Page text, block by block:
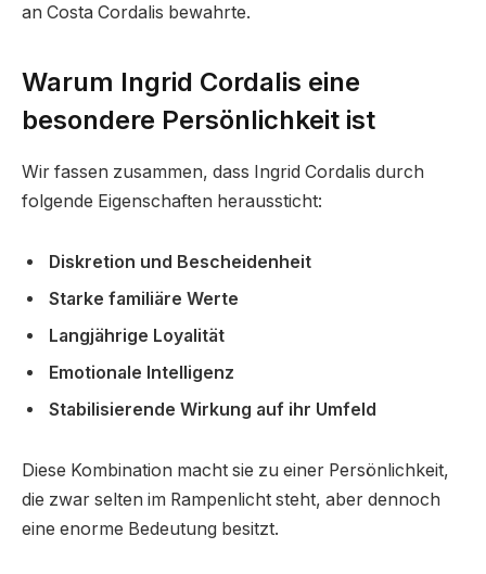
an Costa Cordalis bewahrte.
Warum Ingrid Cordalis eine
besondere Persönlichkeit ist
Wir fassen zusammen, dass Ingrid Cordalis durch
folgende Eigenschaften heraussticht:
Diskretion und Bescheidenheit
Starke familiäre Werte
Langjährige Loyalität
Emotionale Intelligenz
Stabilisierende Wirkung auf ihr Umfeld
Diese Kombination macht sie zu einer Persönlichkeit,
die zwar selten im Rampenlicht steht, aber dennoch
eine enorme Bedeutung besitzt.